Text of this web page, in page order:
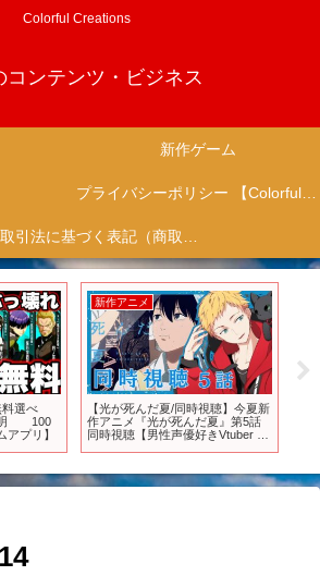
Colorful Creations
コンテンツ・ビジネス
新作ゲーム
プライバシーポリシー 【Colorful Creation】
特定商取引法に基づく表記（商取引に関する開示）
べ
100
リ】
新作アニメ
【光が死んだ夏/同時視聴】今夏新
作アニメ『光が死んだ夏』第5話
同時視聴【男性声優好きVtuber 燈
／ジョ